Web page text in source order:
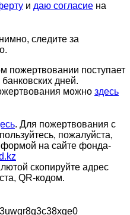
и даю согласие на
следите за
пожертвовании поступает
дней.
можно здесь
. Для пожертвования с
пожалуйста,
на сайте фонда-
скопируйте адрес
QR-кодом.